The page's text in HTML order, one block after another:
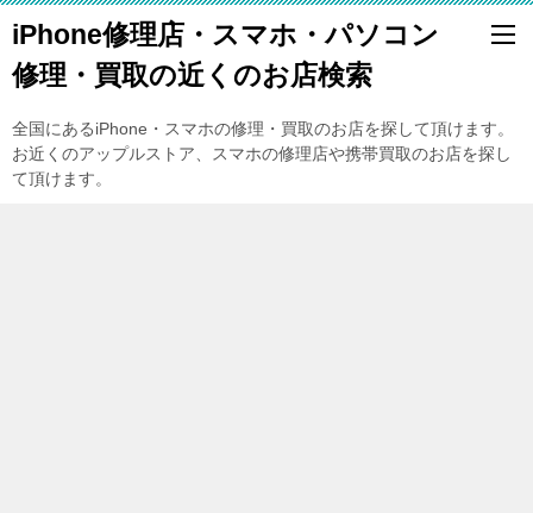
iPhone修理店・スマホ・パソコン
修理・買取の近くのお店検索
全国にあるiPhone・スマホの修理・買取のお店を探して頂けます。
お近くのアップルストア、スマホの修理店や携帯買取のお店を探し
て頂けます。